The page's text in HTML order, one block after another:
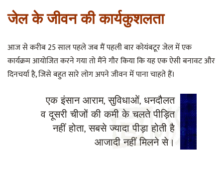
जेल के जीवन की कार्यकुशलता
आज से करीब 25 साल पहले जब मैं पहली बार कोयंबटूर जेल में एक
कार्यक्रम आयोजित करने गया तो मैंने गौर किया कि यह एक ऐसी बनावट और
दिनचर्या है, जिसे बहुत सारे लोग अपने जीवन में पाना चाहते हैं।
एक इंसान आराम, सुविधाओं, धनदौलत
व दूसरी चीजों की कमी के चलते पीड़ित
नहीं होता, सबसे ज्यादा पीड़ा होती है
आजादी नहीं मिलने से।